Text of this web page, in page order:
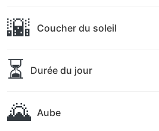
🌇 Coucher du soleil
⏳ Durée du jour
🌄 Aube